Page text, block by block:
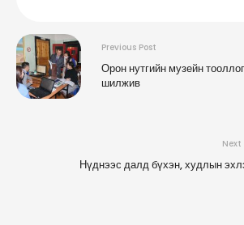
Previous Post
Орон нутгийн музейн
шилжив
Next
Нүднээс далд бүхэн, худлын